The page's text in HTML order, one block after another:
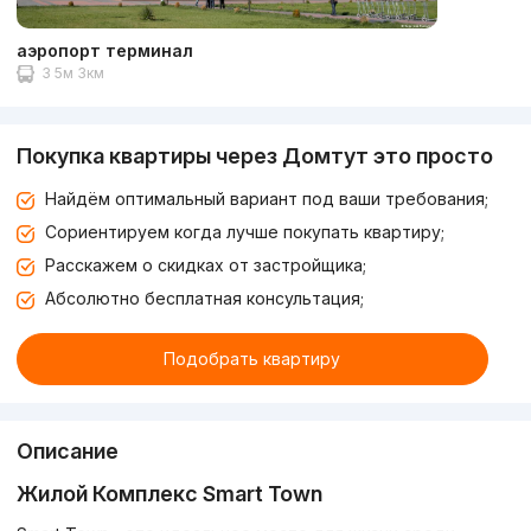
аэропорт терминал
3 5м 3км
Покупка квартиры через Домтут это просто
Найдём оптимальный вариант под ваши требования;
Сориентируем когда лучше покупать квартиру;
Расскажем о скидках от застройщика;
Абсолютно бесплатная консультация;
Подобрать квартиру
Описание
Жилой Комплекс Smart Town